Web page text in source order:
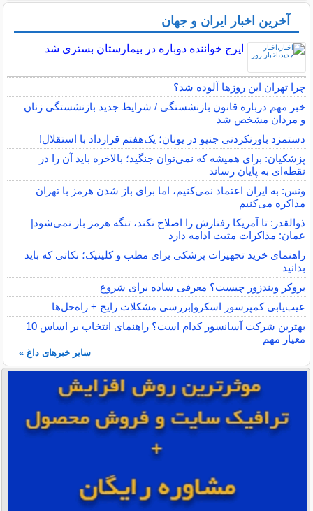
آخرین اخبار ایران و جهان
ایرج خواننده دوباره در بیمارستان بستری شد
چرا تهران این روزها آلوده شد؟
خبر مهم درباره قانون بازنشستگی / شرایط جدید بازنشستگی زنان
و مردان مشخص شد
دستمزد باورنکردنی جنپو در یونان؛ یک‌هفتم قرارداد با استقلال!
پزشکیان: برای همیشه که نمی‌توان جنگید؛ بالاخره باید آن را در
نقطه‌ای به پایان رساند
ونس: به ایران اعتماد نمی‌کنیم، اما برای باز شدن هرمز با تهران
مذاکره می‌کنیم
ذوالقدر: تا آمریکا رفتارش را اصلاح نکند، تنگه هرمز باز نمی‌شود|
عمان: مذاکرات مثبت ادامه دارد
راهنمای خرید تجهیزات پزشکی برای مطب و کلینیک؛ نکاتی که باید
بدانید
بروکر ویندزور چیست؟ معرفی ساده برای شروع
عیب‌یابی کمپرسور اسکرو|بررسی مشکلات رایج + راه‌حل‌ها
بهترین شرکت آسانسور کدام است؟ راهنمای انتخاب بر اساس 10
معیار مهم
سایر خبرهای داغ »